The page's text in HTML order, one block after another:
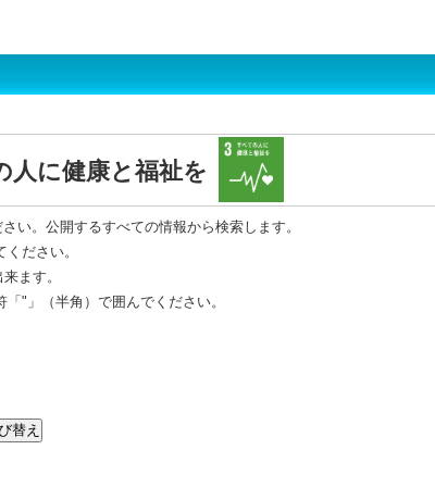
人に健康と福祉を
い。公開するすべての情報から検索します。
ださい。
ます。
"」（半角）で囲んでください。